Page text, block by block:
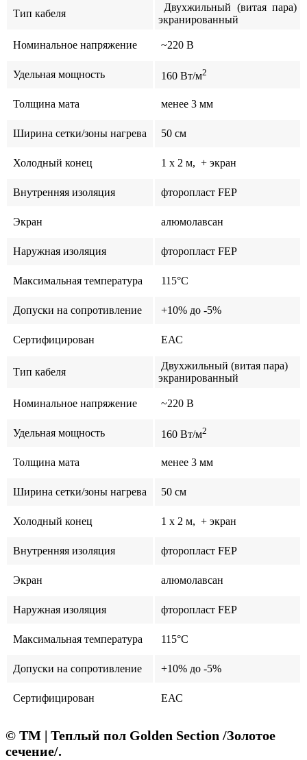
Тип кабеля
Двухжильный (витая пара)
экранированный
Номинальное напряжение ~220 В
Удельная мощность 160 Вт/м2
Толщина мата менее 3 мм
Ширина сетки/зоны нагрева 50 см
Холодный конец 1 x 2 м, + экран
Внутренняя изоляция фторопласт FEP
Экран алюмолавсан
Наружная изоляция фторопласт FEP
Максимальная температура 115°C
Допуски на сопротивление +10% до -5%
Сертифицирован ЕАС
Тип кабеля
Двухжильный (витая пара)
экранированный
Номинальное напряжение ~220 В
Удельная мощность 160 Вт/м2
Толщина мата менее 3 мм
Ширина сетки/зоны нагрева 50 см
Холодный конец 1 x 2 м, + экран
Внутренняя изоляция фторопласт FEP
Экран алюмолавсан
Наружная изоляция фторопласт FEP
Максимальная температура 115°C
Допуски на сопротивление +10% до -5%
Сертифицирован ЕАС
© ТМ | Теплый пол Golden Section /Золотое
сечение/.